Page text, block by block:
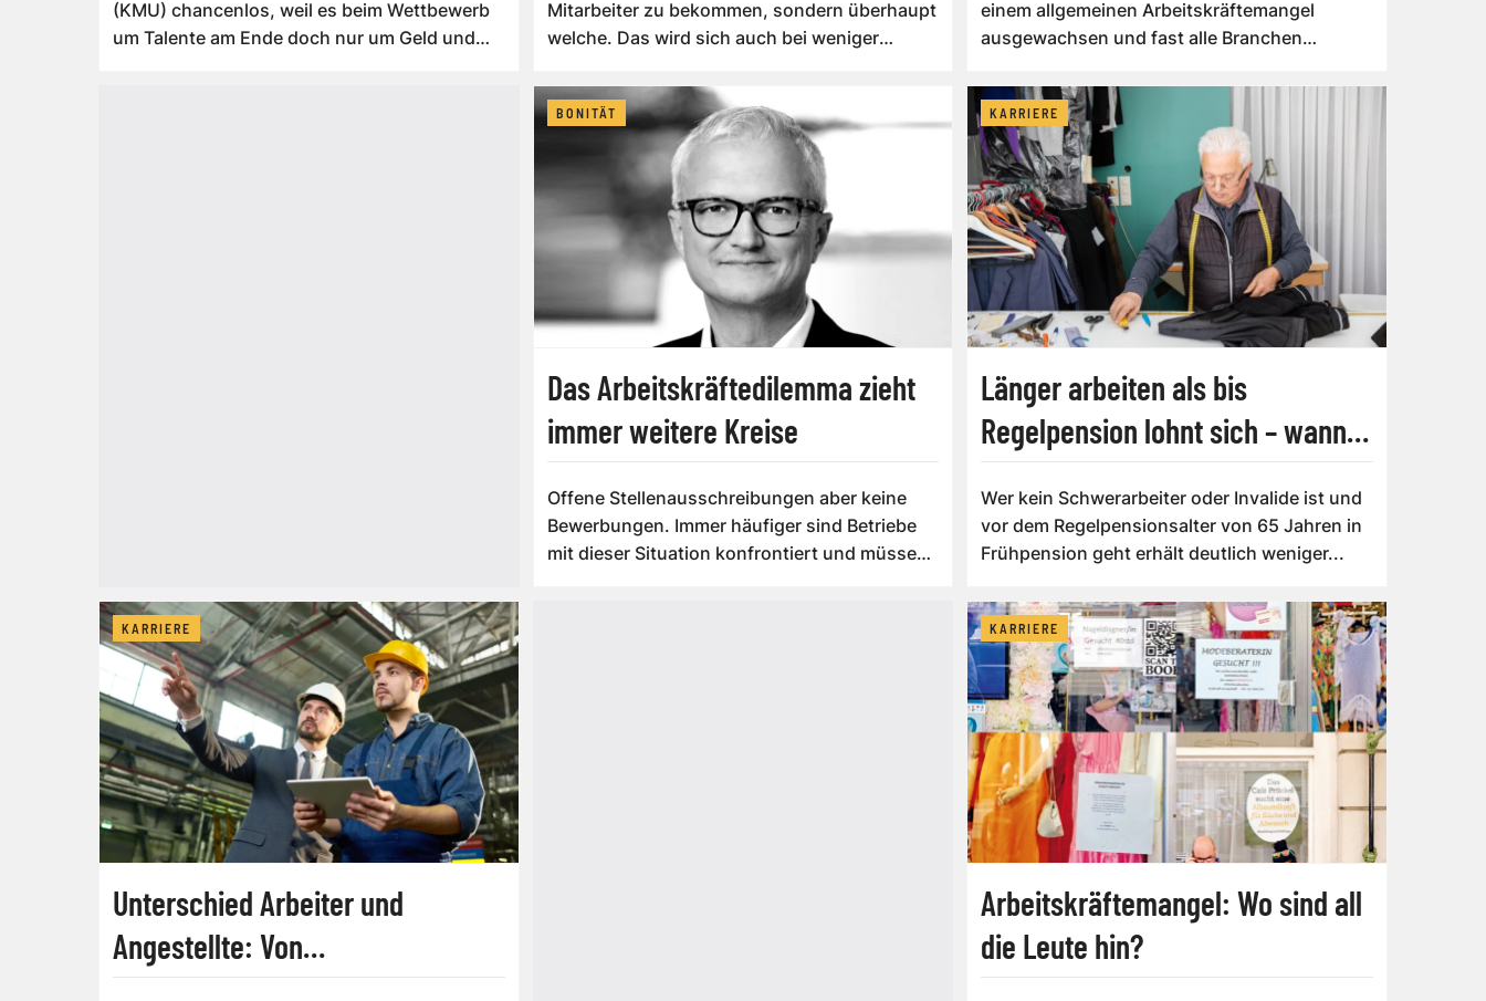
(KMU) chancenlos, weil es beim Wettbewerb
um Talente am Ende doch nur um Geld und
Mitarbeiter zu bekommen, sondern überhaupt
welche. Das wird sich auch bei weniger
einem allgemeinen Arbeitskräftemangel
ausgewachsen und fast alle Branchen
BONITÄT
Das Arbeitskräftedilemma zieht
immer weitere Kreise
Offene Stellenausschreibungen aber keine
Bewerbungen. Immer häufiger sind Betriebe
mit dieser Situation konfrontiert und müssen
KARRIERE
Länger arbeiten als bis
Regelpension lohnt sich – wann
Wer kein Schwerarbeiter oder Invalide ist und
vor dem Regelpensionsalter von 65 Jahren in
Frühpension geht erhält deutlich weniger...
KARRIERE
Unterschied Arbeiter und
Angestellte: Von
KARRIERE
Arbeitskräftemangel: Wo sind all
die Leute hin?